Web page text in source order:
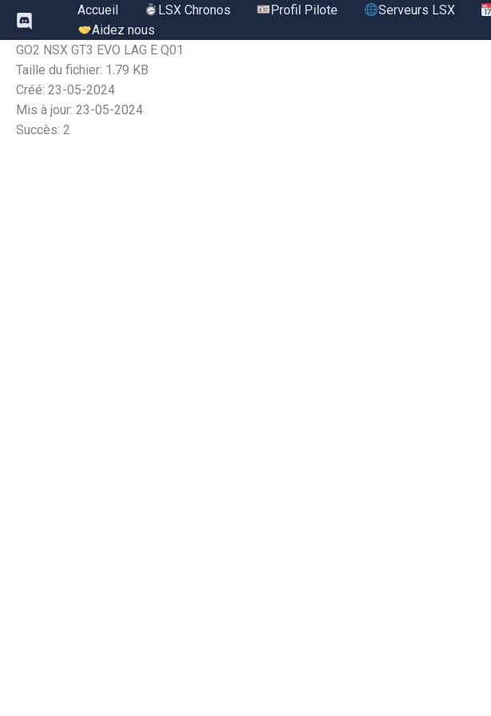
Aller
contenu
Accueil LSX Chronos Profil Pilote Serveurs LSX
Aidez nous
GO2 NSX GT3 EVO LAG E Q01
Taille du fichier: 1.79 KB
Créé: 23-05-2024
Mis à jour: 23-05-2024
Succès: 2